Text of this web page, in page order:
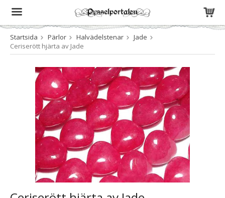
Produkten har blivit tillagd i varukorgen
Startsida Pärlor Halvädelstenar
Jade
Ceriserött hjärta av Jade